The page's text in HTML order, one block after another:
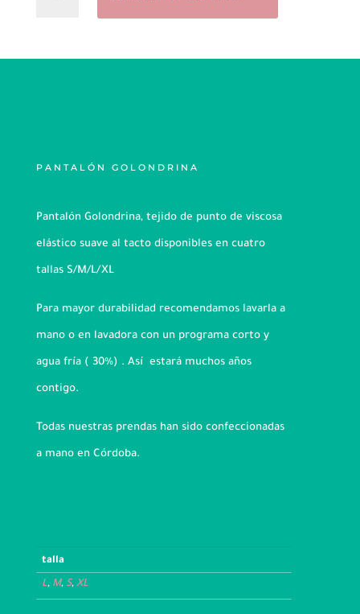
PANTALÓN GOLONDRINA
Pantalón Golondrina, tejido de punto de viscosa
elástico suave al tacto disponibles en cuatro
tallas S/M/L/XL
Para mayor durabilidad recomendamos lavarla a
mano o en lavadora con un programa corto y
agua fría ( 30%) . Así estará muchos años
contigo.
Todas nuestras prendas han sido confeccionadas
a mano en Córdoba.
talla
L, M, S, XL